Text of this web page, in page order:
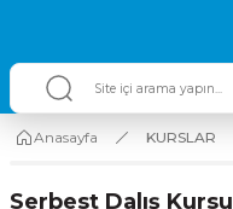
Anasayfa KURSLAR
Serbest Dalış Kursu